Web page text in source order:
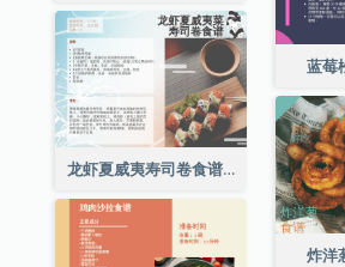
蓝莓
龙虾夏威夷寿司卷食谱卡
炸洋